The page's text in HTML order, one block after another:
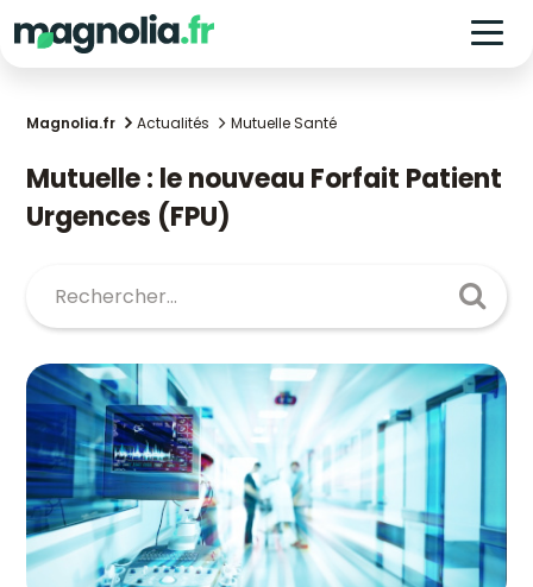
Magnolia.fr Actualités Mutuelle Santé
Mutuelle : le nouveau Forfait Patient
Urgences (FPU)